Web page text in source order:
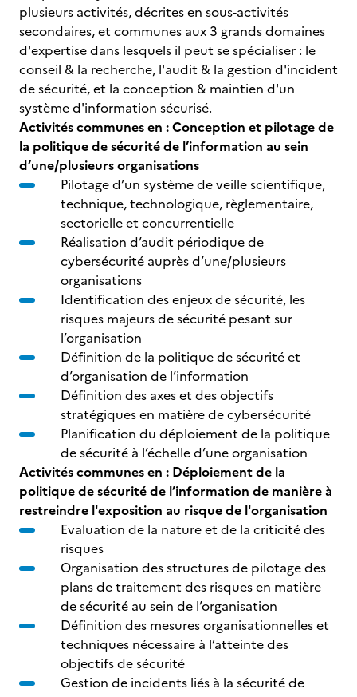
plusieurs activités, décrites en sous-activités
secondaires, et communes aux 3 grands domaines
d'expertise dans lesquels il peut se spécialiser : le
conseil & la recherche, l'audit & la gestion d'incident
de sécurité, et la conception & maintien d'un
système d'information sécurisé.
Activités communes en : Conception et pilotage de
la politique de sécurité de l’information au sein
d’une/plusieurs organisations
Pilotage d’un système de veille scientifique,
technique, technologique, règlementaire,
sectorielle et concurrentielle
Réalisation d’audit périodique de
cybersécurité auprès d’une/plusieurs
organisations
Identification des enjeux de sécurité, les
risques majeurs de sécurité pesant sur
l’organisation
Définition de la politique de sécurité et
d’organisation de l’information
Définition des axes et des objectifs
stratégiques en matière de cybersécurité
Planification du déploiement de la politique
de sécurité à l’échelle d’une organisation
Activités communes en : Déploiement de la
politique de sécurité de l’information de manière à
restreindre l'exposition au risque de l'organisation
Evaluation de la nature et de la criticité des
risques
Organisation des structures de pilotage des
plans de traitement des risques en matière
de sécurité au sein de l’organisation
Définition des mesures organisationnelles et
techniques nécessaire à l’atteinte des
objectifs de sécurité
Gestion de incidents liés à la sécurité de